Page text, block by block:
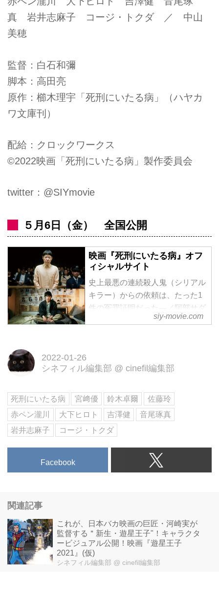
真 岩井志麻子 コージ・トクダ ／ 中山
美穂
監督：白石和彌
脚本：高田亮
原作：櫛木理宇「死刑にいたる病」（ハヤカ
ワ文庫刊）
配給：クロックワークス
©2022映画「死刑にいたる病」製作委員会
twitter：@SIYmovie
５月6日（金） 全国公開
映画『死刑にいたる病』オフ
ィシャルサイト
史上最悪の連続殺人鬼（シリアル
キラー）からの依頼は、たった1
件の冤罪証明だった―／阿部サダ
ヲ 岡田健史／監督：白石和彌／
siy-movie.com
2022-01-26
シネフィル編集部 @ cinefil編集部
死刑にいたる病 宮﨑優 鈴木卓爾
佐藤玲
赤ペン瀧川
大下ヒロト 吉澤健
音尾琢真
岩井志麻子
コージ・トクダ
Facebook
関連記事
これが、日本バカ映画の巨匠・河崎実が
監督する＂新生・遊星王子"！キャラクタ
ービジュアル公開！映画『遊星王子
2021』(仮)
シネフィル編集部 @ cinefil編集部